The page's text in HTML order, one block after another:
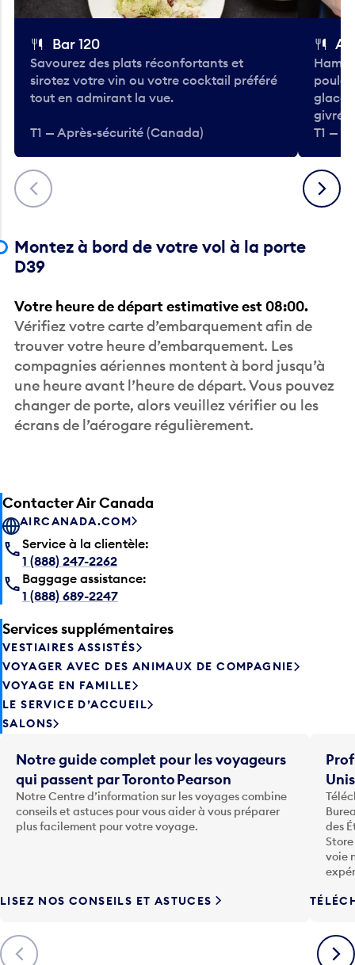
Précédent
Bar 120
Savourez des plats réconfortants et
sirotez votre vin ou votre cocktail préféré
tout en admirant la vue.
T1 — Après-sécurité (Canada)
poulet
T1 —
Suivant
Montez à bord de votre vol à la porte
D39
Votre heure de départ estimative est 08:00.
Vérifiez votre carte d’embarquement afin de
trouver votre heure d’embarquement. Les
compagnies aériennes montent à bord jusqu’à
une heure avant l’heure de départ. Vous pouvez
changer de porte, alors veuillez vérifier ou les
écrans de l’aérogare régulièrement.
Contacter Air Canada
AIRCANADA.COM
Service à la clientèle:
1 (888) 247-2262
Baggage assistance:
1 (888) 689-2247
Services supplémentaires
VESTIAIRES ASSISTÉS
VOYAGER AVEC DES ANIMAUX DE COMPAGNIE
VOYAGE EN FAMILLE
LE SERVICE D’ACCUEIL
SALONS
Précédent
Notre guide complet pour les voyageurs
qui passent par Toronto Pearson
Notre Centre d’information sur les voyages combine
conseils et astuces pour vous aider à vous préparer
plus facilement pour votre voyage.
LISEZ NOS CONSEILS ET ASTUCES
des
voie